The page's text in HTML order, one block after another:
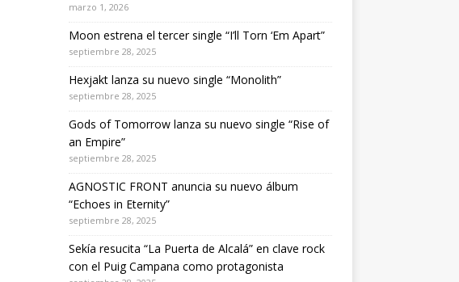
marzo 1, 2026
Moon estrena el tercer single “I’ll Torn ‘Em Apart”
septiembre 28, 2025
Hexjakt lanza su nuevo single “Monolith”
septiembre 28, 2025
Gods of Tomorrow lanza su nuevo single “Rise of
an Empire”
septiembre 28, 2025
AGNOSTIC FRONT anuncia su nuevo álbum
“Echoes in Eternity”
septiembre 28, 2025
Sekía resucita “La Puerta de Alcalá” en clave rock
con el Puig Campana como protagonista